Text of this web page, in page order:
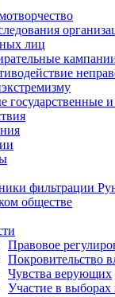
лиц
государственные
фильтрации
обществе
Правовое
Покровительство
Чувства верующих
Участие в выборах